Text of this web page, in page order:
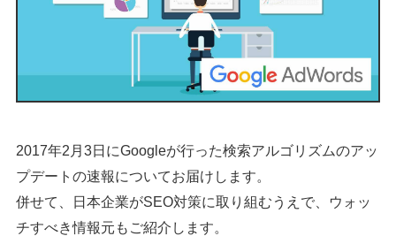
2017年2月3日にGoogleが行った検索アルゴリズムのアッ
プデートの速報についてお届けします。
併せて、日本企業がSEO対策に取り組むうえで、ウォッ
チすべき情報元もご紹介します。